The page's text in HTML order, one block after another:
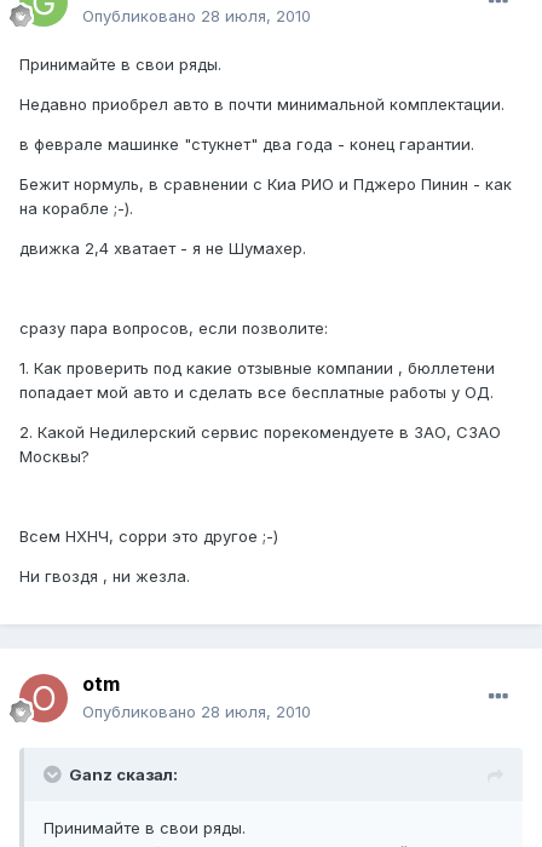
Опубликовано 28 июля, 2010
Принимайте в свои ряды.
Недавно приобрел авто в почти минимальной комплектации.
в феврале машинке "стукнет" два года - конец гарантии.
Бежит нормуль, в сравнении с Киа РИО и Пджеро Пинин - как
на корабле ;-).
движка 2,4 хватает - я не Шумахер.
сразу пара вопросов, если позволите:
1. Как проверить под какие отзывные компании , бюллетени
попадает мой авто и сделать все бесплатные работы у ОД.
2. Какой Недилерский сервис порекомендуете в ЗАО, СЗАО
Москвы?
Всем НХНЧ, сорри это другое ;-)
Ни гвоздя , ни жезла.
otm
Опубликовано 28 июля, 2010
Ganz сказал:
Принимайте в свои ряды.